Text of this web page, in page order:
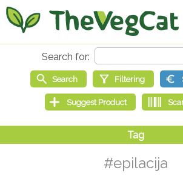
#epilacija